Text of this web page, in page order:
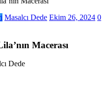
Masalcı Dede Ekim 26, 2024 0
Macerası